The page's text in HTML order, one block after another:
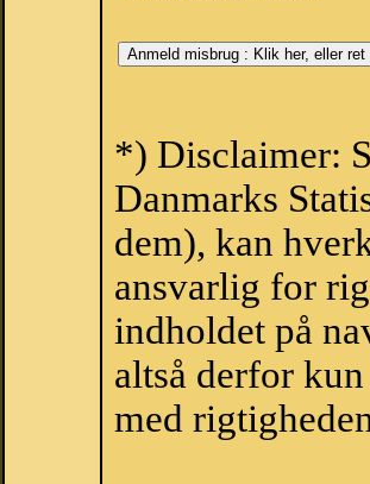
*) Disclaimer:
Danmarks
dem), kan
ansvarlig for
indholdet på
altså derfor
med